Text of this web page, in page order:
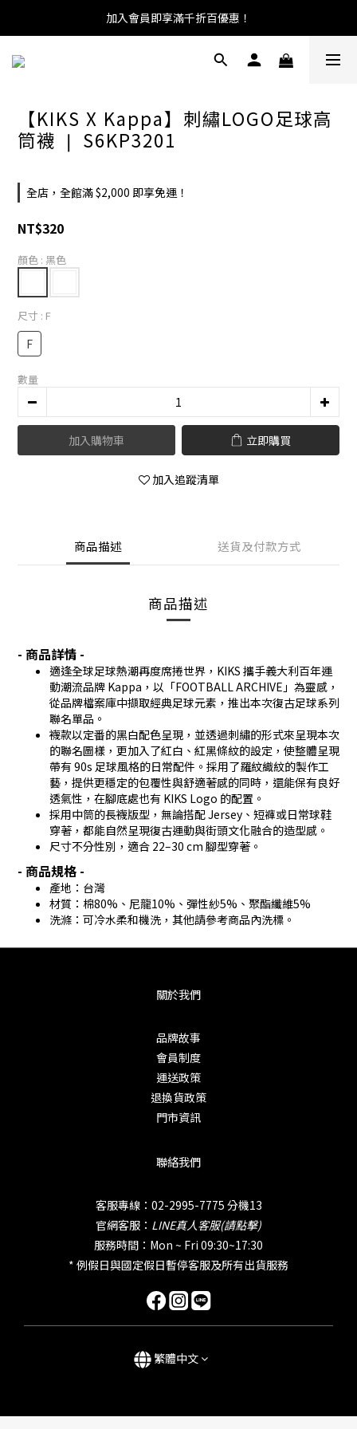
加入會員即享滿千折百優惠！
【KIKS X Kappa】刺繡LOGO足球高
筒襪 ❘ S6KP3201
全店，全館滿 $2,000 即享免運！
NT$320
顏色 : 黑色
尺寸 : F
F
數量
加入購物車 立即購買
加入追蹤清單
商品描述 送貨及付款方式
商品描述
- 商品詳情 -
適逢全球足球熱潮再度席捲世界，KIKS 攜手義大利百年運
動潮流品牌 Kappa，以「FOOTBALL ARCHIVE」為靈感，
從品牌檔案庫中擷取經典足球元素，推出本次復古足球系列
聯名單品。
襪款以定番的黑白配色呈現，並透過刺繡的形式來呈現本次
的聯名圖樣，更加入了紅白、紅黑條紋的設定，使整體呈現
帶有 90s 足球風格的日常配件。採用了羅紋織紋的製作工
藝，提供更穩定的包覆性與舒適著感的同時，還能保有良好
透氣性，在腳底處也有 KIKS Logo 的配置。
採用中筒的長襪版型，無論搭配 Jersey、短褲或日常球鞋
穿著，都能自然呈現復古運動與街頭文化融合的造型感。
尺寸不分性別，適合 22–30 cm 腳型穿著。
- 商品規格 -
產地：台灣
材質：棉80%、尼龍10%、彈性紗5%、聚酯纖維5%
洗滌：可冷水柔和機洗，其他請參考商品內洗標。
關於我們
品牌故事
會員制度
運送政策
退換貨政策
門市資訊
聯絡我們
客服專線：02-2995-7775 分機13
官網客服： LINE真人客服(請點擊)
服務時間：Mon ~ Fri 09:30~17:30
* 例假日與國定假日暫停客服及所有出貨服務
繁體中文